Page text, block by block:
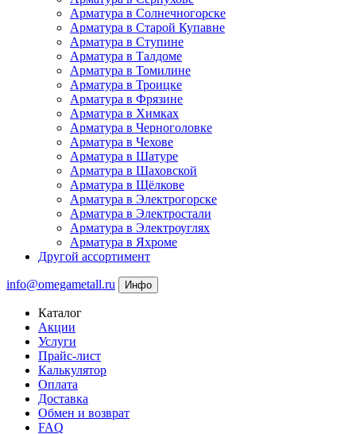
Арматура в Солнечногорске
Арматура в Старой Купавне
Арматура в Ступине
Арматура в Талдоме
Арматура в Томилине
Арматура в Троицке
Арматура в Фрязине
Арматура в Химках
Арматура в Черноголовке
Арматура в Чехове
Арматура в Шатуре
Арматура в Шаховской
Арматура в Щёлкове
Арматура в Электрогорске
Арматура в Электростали
Арматура в Электроуглях
Арматура в Яхроме
Другой ассортимент
info@omegametall.ru Инфо
Каталог
Акции
Услуги
Прайс-лист
Калькулятор
Оплата
Доставка
Обмен и возврат
FAQ